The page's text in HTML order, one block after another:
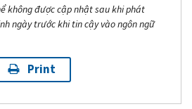
không được cập nhật sau khi phát
ngày trước khi tin cậy vào ngôn ngữ
Print